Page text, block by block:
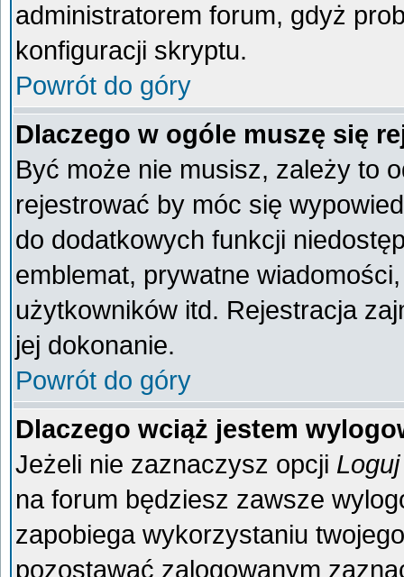
administratorem forum, gdyż
konfiguracji skryptu.
Powrót do góry
Dlaczego w ogóle muszę się
Być może nie musisz, zależy to
rejestrować by móc się
do dodatkowych funkcji
emblemat, prywatne
użytkowników itd. Rejestracja
jej dokonanie.
Powrót do góry
Dlaczego wciąż jestem
Jeżeli nie zaznaczysz opcji
na forum będziesz zawsze
zapobiega wykorzystaniu
pozostawać zalogowanym